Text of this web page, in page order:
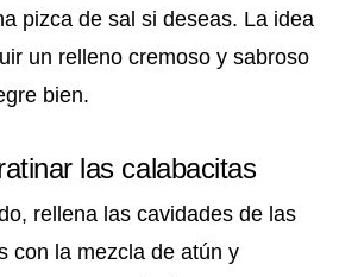
pizca de sal si deseas. La idea
un relleno cremoso y sabroso
bien.
las calabacitas
rellena las cavidades de las
con la mezcla de atún y